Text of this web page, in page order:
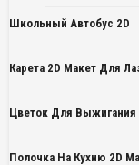
Школьный Автобус 2D
Карета 2D Макет Для
Цветок Для Выжигания
Полочка На Кухню 2D